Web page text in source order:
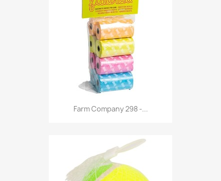
Anteprima
Farm Company 298 -...